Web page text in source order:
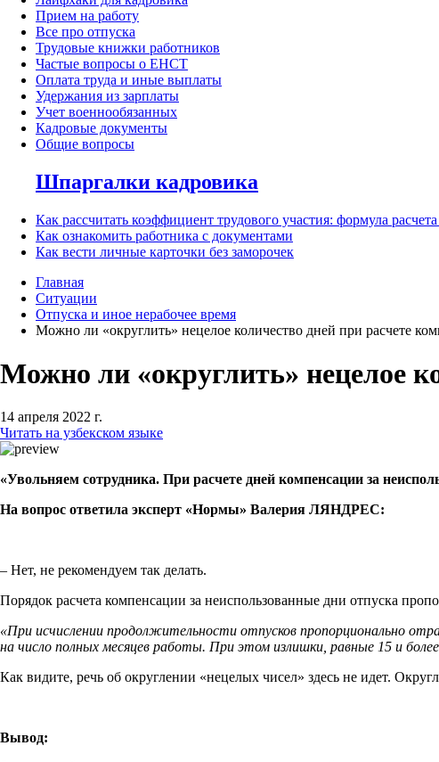
Прием на работу
Все про отпуска
Трудовые книжки работников
Частые вопросы о ЕНСТ
Оплата труда и иные выплаты
Удержания из зарплаты
Учет военнообязанных
Кадровые документы
Общие вопросы
Шпаргалки кадровика
Как рассчитать коэффициент трудового участия: формула
Как ознакомить работника с документами
Как вести личные карточки без заморочек
Главная
Ситуации
Отпуска и иное нерабочее время
Можно ли «округлить» нецелое количество дней при расчете
Можно ли «округлить» нецелое
14 апреля 2022 г.
Читать на узбекском языке
«Увольняем сотрудника. При расчете дней компенсации за
На вопрос ответила эксперт «Нормы» Валерия ЛЯНДРЕС:
– Нет, не рекомендуем так делать.
Порядок расчета компенсации за неиспользованные дни отпуска
«При исчислении продолжительности отпусков пропорционально
на число полных месяцев работы. При этом излишки, равные 15 и
Как видите, речь об округлении «нецелых чисел» здесь не идет.
Вывод: